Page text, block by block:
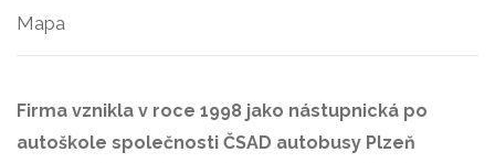
Mapa
Firma vznikla v roce 1998 jako nástupnická po
autoškole společnosti ČSAD autobusy Plzeň